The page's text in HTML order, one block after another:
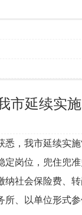
市延续实
，我市延续实
岗位，兜住兜准
社会保险费、
、以单位形式